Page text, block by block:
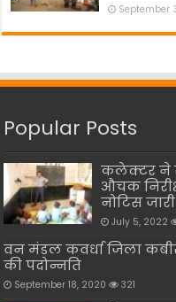
September
Popular Posts
कलेक्टर ने
औचक
नोटिस
July 5, 2022
वन मंडल कवर्धा जिला
की पदोन्नति
September 18, 2020 321